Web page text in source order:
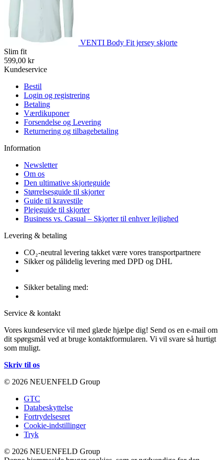
VENTI Body Fit jersey skjorte
Slim fit
599,00 kr
Kundeservice
Bestil
Login og registrering
Betaling
Værdikuponer
Forsendelse og Levering
Returnering og tilbagebetaling
Information
Newsletter
Om os
Den ultimative skjorteguide
Størrelsesguide til skjorter
Guide til kravestile
Plejeguide til skjorter
Business vs. Casual – Skjorter til enhver lejlighed
Levering & betaling
CO₂-neutral levering takket være vores transportpartnere
Sikker og pålidelig levering med DPD og DHL
Sikker betaling med:
Service & kontakt
Vores kundeservice vil med glæde hjælpe dig! Send os en e-mail om
dit spørgsmål ved at bruge kontaktformularen. Vi vil svare så hurtigt
som muligt.
Skriv til os
© 2026 NEUENFELD Group
GTC
Databeskyttelse
Fortrydelsesret
Cookie-indstillinger
Tryk
© 2026 NEUENFELD Group